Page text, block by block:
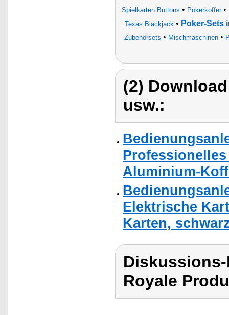
Spielkarten Buttons • Pokerkoffer•
Texas Blackjack • Poker-Sets
Zubehörsets • Mischmaschinen •
(2)
usw.:
Aluminium-
Elektrische
Karten,
Royale